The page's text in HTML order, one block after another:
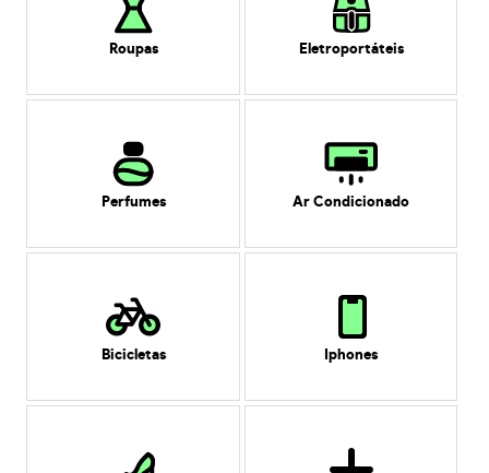
Roupas Eletroportáteis
Perfumes Ar Condicionado
Bicicletas Iphones